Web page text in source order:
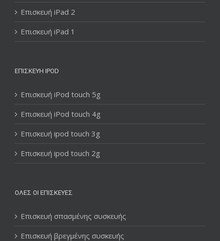
Επισκευή iPad 2
Επισκευή iPad 1
ΕΠΙΣΚΕΥΉ IPOD
Επισκευή iPod touch 5g
Επισκευή iPod touch 4g
Επισκευή ipod touch 3g
Επισκευή ipod touch 2g
ΌΛΕΣ ΟΙ ΕΠΙΣΚΕΥΈΣ
Επισκευή σπασμένης συσκευής
Επισκευή βρεγμένης συσκευής